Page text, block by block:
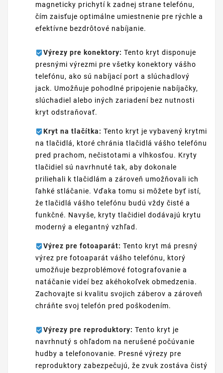
magneticky prichytí k zadnej strane telefónu,
čím zaisťuje optimálne umiestnenie pre rýchle a
efektívne bezdrôtové nabíjanie.
Výrezy pre konektory: Tento kryt disponuje
presnými výrezmi pre všetky konektory vášho
telefónu, ako sú nabíjací port a slúchadlový
jack. Umožňuje pohodlné pripojenie nabíjačky,
slúchadiel alebo iných zariadení bez nutnosti
kryt odstraňovať.
Kryt na tlačítka: Tento kryt je vybavený krytmi
na tlačidlá, ktoré chránia tlačidlá vášho telefónu
pred prachom, nečistotami a vlhkosťou. Kryty
tlačidiel sú navrhnuté tak, aby dokonale
priliehali k tlačidlám a zároveň umožňovali ich
ľahké stláčanie. Vďaka tomu si môžete byť istí,
že tlačidlá vášho telefónu budú vždy čisté a
funkčné. Navyše, kryty tlačidiel dodávajú krytu
moderný a elegantný vzhľad.
Výrez pre fotoaparát: Tento kryt má presný
výrez pre fotoaparát vášho telefónu, ktorý
umožňuje bezproblémové fotografovanie a
natáčanie videí bez akéhokoľvek obmedzenia.
Zachovajte si kvalitu svojich záberov a zároveň
chráňte svoj telefón pred poškodením.
Výrezy pre reproduktory: Tento kryt je
navrhnutý s ohľadom na nerušené počúvanie
hudby a telefonovanie. Presné výrezy pre
reproduktory zabezpečujú, že zvuk zostáva čistý